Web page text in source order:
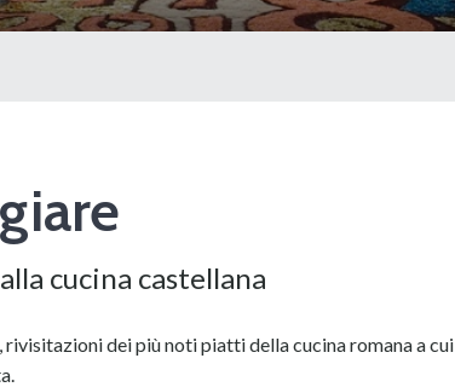
cucina castellana
dei più noti piatti della cucina romana a cui